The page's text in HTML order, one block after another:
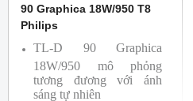
90 Graphica 18W/950 T8
Philips
TL-D 90 Graphica
18W/950 mô phỏng
tương đương với ánh
sáng tự nhiên